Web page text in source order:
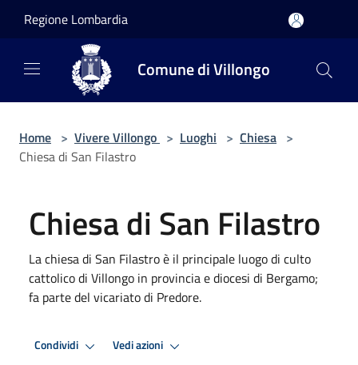
Regione Lombardia
Comune di Villongo
Home > Vivere Villongo > Luoghi > Chiesa >
Chiesa di San Filastro
Chiesa di San Filastro
La chiesa di San Filastro è il principale luogo di culto
cattolico di Villongo in provincia e diocesi di Bergamo;
fa parte del vicariato di Predore.
Condividi Vedi azioni